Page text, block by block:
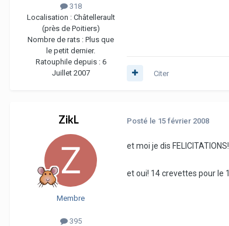
318
Localisation : Châtellerault
(près de Poitiers)
Nombre de rats : Plus que
le petit dernier.
Ratouphile depuis : 6
Juillet 2007
Citer
ZikL
Membre
395
Posté le 15 février 2008
et moi je dis
et oui! 14 crevettes pour le